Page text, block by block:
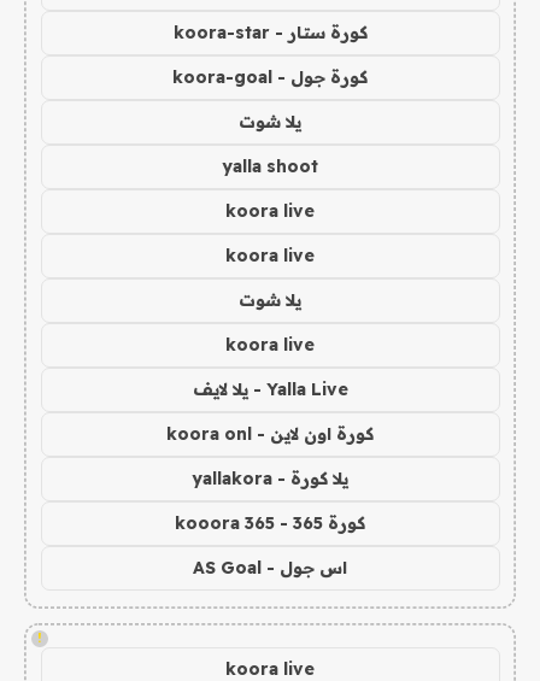
كورة ستار - koora-star
كورة جول - koora-goal
يلا شوت
yalla shoot
koora live
koora live
يلا شوت
koora live
Yalla Live - يلا لايف
كورة اون لاين - koora onl
يلا كورة - yallakora
كورة 365 - kooora 365
اس جول - AS Goal
!
koora live